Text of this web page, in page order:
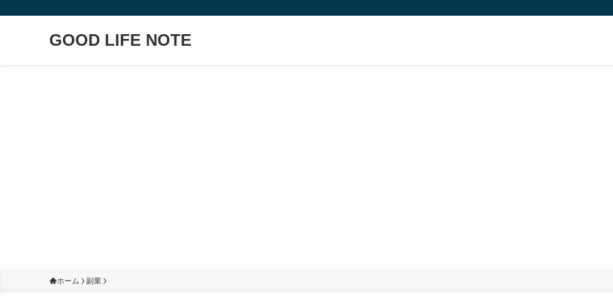
GOOD LIFE NOTE
ホーム 副業